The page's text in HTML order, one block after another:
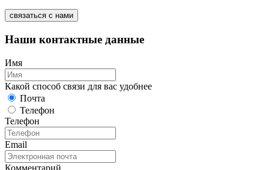
связаться с нами
Наши контактные данные
Имя
Какой способ связи для вас удобнее
Почта
Телефон
Телефон
Email
Комментарий